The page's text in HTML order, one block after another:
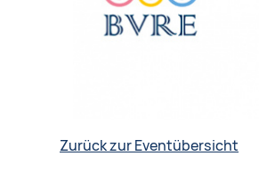
Zurück zur Eventübersicht